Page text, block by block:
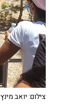
צילום: יואב מינץ